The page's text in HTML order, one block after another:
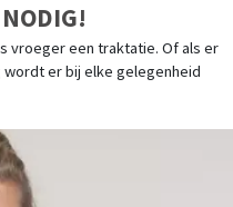
vroeger een traktatie. Of als er
er bij elke gelegenheid